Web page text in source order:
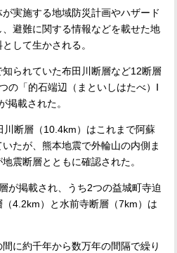
実施する地域防災計画やハザード
避難に関する情報などを載せた地
して生かされる。
られていた布田川断層など12断層
の「的石端辺（まといしはたべ）Ⅰ
掲載された。
川断層（10.4km）はこれまで阿蘇
たが、熊本地震で外輪山の内側ま
震断層とともに確認された。
が掲載され、うち2つの益城町寺迫
（4.2km）と水前寺断層（7km）は
に約千年から数万年の間隔で繰り